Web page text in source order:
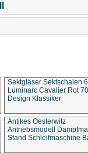
Sektgläser Sektschalen
Luminarc Cavalier Rot
Design Klassiker
Antikes Oesterwitz
Antriebsmodell
Stand Schleifmaschine